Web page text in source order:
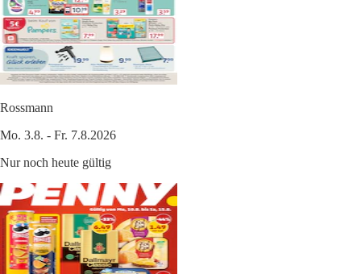
Rossmann
Mo. 3.8. - Fr. 7.8.2026
Nur noch heute gültig